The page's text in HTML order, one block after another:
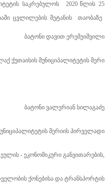
საკრებულოს 2020 წლის 25
ცვლილების შეტანის თაობაზე
ბატონი დავით ერემეიშვილი
ქუთაისის მუნიციპალიტეტის მერი
ბატონი ვალერიან სილაგაძე
მერიის პირველადი
- ეკონომიკური განვითარების,
ქონებისა და ტრანსპორტის